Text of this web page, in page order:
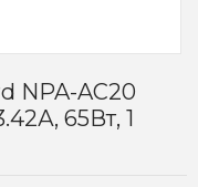
NPA-AC20
65Вт, 1